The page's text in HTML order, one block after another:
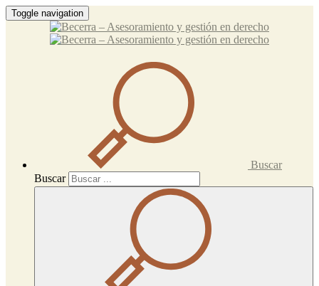
Toggle navigation
Buscar
Buscar